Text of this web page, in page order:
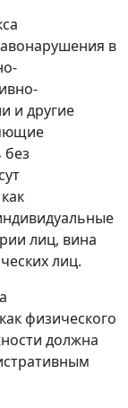
в
и другие
без
лиц, вина
лиц.
физического
должна